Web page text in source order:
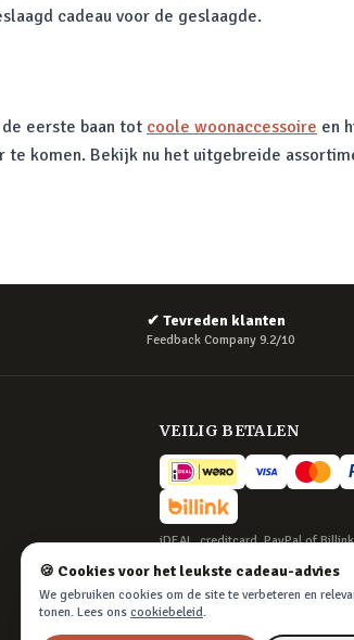
cadeau voor de geslaagde.
eerste baan tot coole woonaccessoire en
komen. Bekijk nu het uitgebreide
✔ Tevreden klanten
Feedback Company 9.2/10
VEILIG BETALEN
iDEAL, creditcard, PayPal of
BEZORGING
Voor 22:45 besteld, morgen in
dagen retourneren.
🍪 Cookies voor het leukste cadeau-advies
We gebruiken cookies om de site te verbeteren en
tonen. Lees ons cookiebeleid.